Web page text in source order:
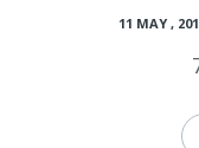
11 MAY ,